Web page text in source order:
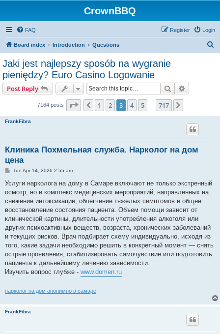
CrownBBQ
FAQ Login
Register
Board index Introduction Questions
Jaki jest najlepszy sposób na wygranie
pieniędzy? Euro Casino Logowanie
Post Reply Search
7164 posts Page of 717
Previous
1 2 3 4 5 717
FrankFibra
Клиника Похмельная служба. Нарколог на дом
цена
P
s
Tue Apr 14, 2026 2:55 am
Услуги нарколога на дому в Самаре включают не только экстренный
осмотр, но и комплекс медицинских мероприятий, направленных на
снижение интоксикации, облегчение тяжелых симптомов и общее
восстановление состояния пациента. Объем помощи зависит от
клинической картины, длительности употребления алкоголя или
других психоактивных веществ, возраста, хронических заболеваний
и текущих рисков. Врач подбирает схему индивидуально, исходя из
того, какие задачи необходимо решить в конкретный момент — снять
острые проявления, стабилизировать самочувствие или подготовить
пациента к дальнейшему лечению зависимости.
Изучить вопрос глубже - www.domen.ru
нарколог на дом анонимно в самаре
FrankFibra